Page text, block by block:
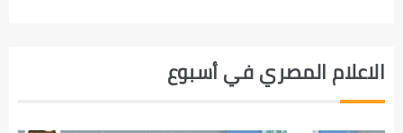
الاعلام المصري في أسبوع